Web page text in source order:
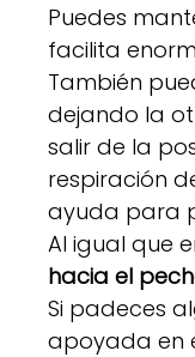
Puedes
facilita
También
dejando la
salir de la
respiración
ayuda para
Al igual que
hacia el
Si padeces
apoyada en